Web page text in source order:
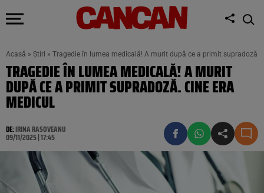
Acasă » Știri » Tragedie în lumea medicală! A murit după ce a primit supradoză.
TRAGEDIE ÎN LUMEA MEDICALĂ! A MURIT
DUPĂ CE A PRIMIT SUPRADOZĂ. CINE ERA
MEDICUL
DE:IRINA RASOVEANU
09/11/2025 | 17:45